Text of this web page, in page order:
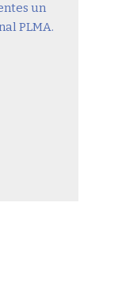
un
PLMA.